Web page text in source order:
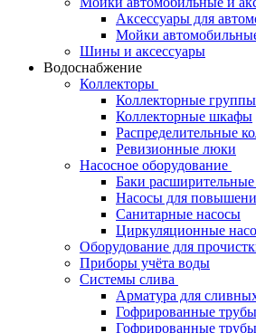
Аксессуары для
Мойки
Шины и аксессуары
Водоснабжение
Коллекторы
Коллекторные группы
Коллекторные шкафы
Распределительные
Ревизионные люки
Насосное оборудование
Баки
Насосы для
Санитарные насосы
Циркуляционные
Оборудование для
Приборы учёта воды
Системы слива
Арматура для
Гофрированные
Гофрированные